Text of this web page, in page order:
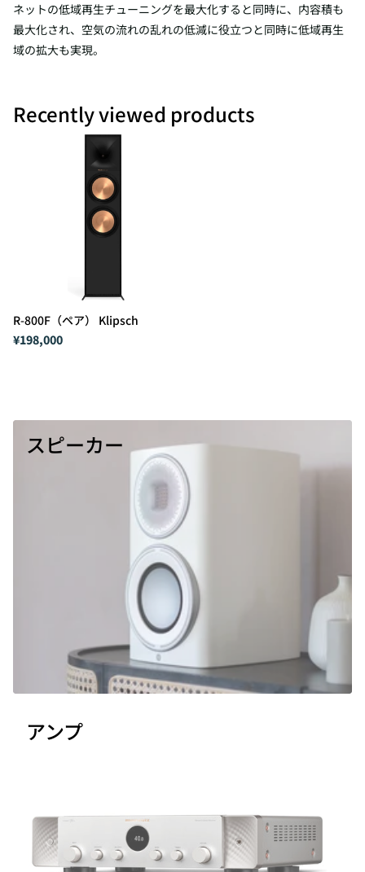
ネットの低域再生チューニングを最大化すると同時に、内容積も
最大化され、空気の流れの乱れの低減に役立つと同時に低域再生
域の拡大も実現。
Recently viewed products
R-800F（ペア） Klipsch
¥198,000
スピーカー
アンプ